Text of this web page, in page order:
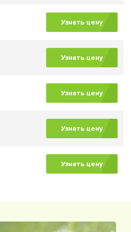
Узнать цену
Узнать цену
Узнать цену
Узнать цену
Узнать цену